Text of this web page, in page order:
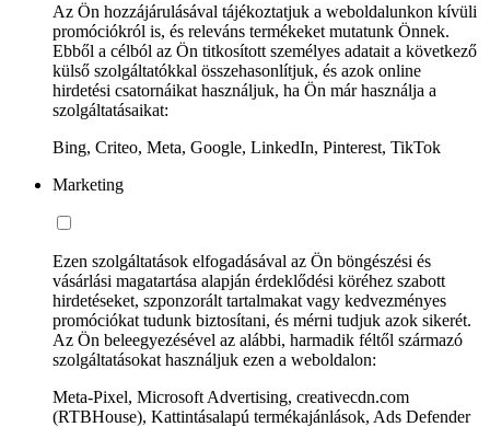
Az Ön hozzájárulásával tájékoztatjuk a weboldalunkon kívüli
promóciókról is, és releváns termékeket mutatunk Önnek.
Ebből a célból az Ön titkosított személyes adatait a következő
külső szolgáltatókkal összehasonlítjuk, és azok online
hirdetési csatornáikat használjuk, ha Ön már használja a
szolgáltatásaikat:
Bing, Criteo, Meta, Google, LinkedIn, Pinterest, TikTok
Marketing
Ezen szolgáltatások elfogadásával az Ön böngészési és
vásárlási magatartása alapján érdeklődési köréhez szabott
hirdetéseket, szponzorált tartalmakat vagy kedvezményes
promóciókat tudunk biztosítani, és mérni tudjuk azok sikerét.
Az Ön beleegyezésével az alábbi, harmadik féltől származó
szolgáltatásokat használjuk ezen a weboldalon:
Meta-Pixel, Microsoft Advertising, creativecdn.com
(RTBHouse), Kattintásalapú termékajánlások, Ads Defender